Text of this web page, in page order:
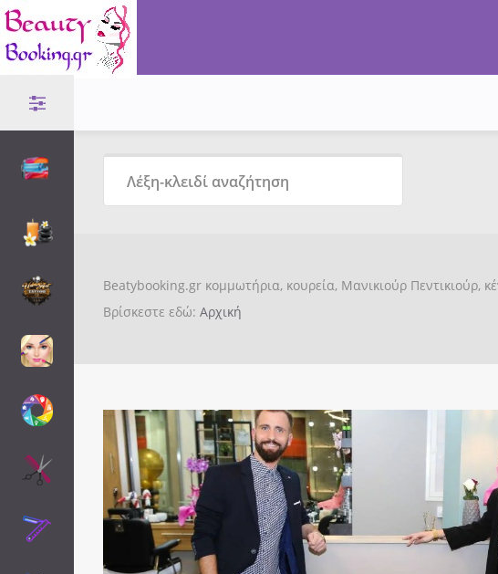
Beatybooking.gr κομμωτήρια, κουρεία, Μανικιούρ Πεντικιούρ,
Βρίσκεστε εδώ: Αρχική